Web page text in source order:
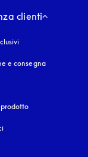
clienti
e consegna